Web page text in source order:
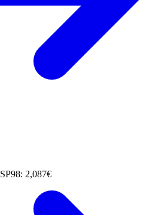
SP98: 2,087€